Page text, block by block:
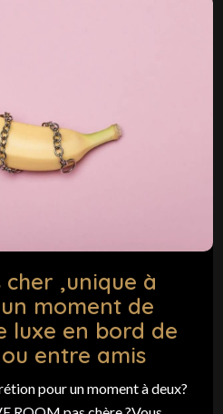
,unique à
moment de
luxe en bord de
entre amis
pour un moment à deux?